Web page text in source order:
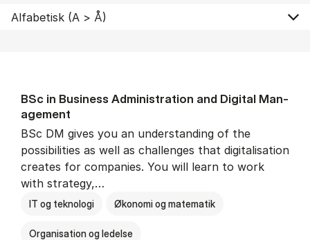
BSc in Busi­ness Ad­min­is­tra­tion and Di­git­al Man­
age­ment
BSc DM gives you an understanding of the
possibilities as well as challenges that digitalisation
creates for companies. You will learn to work
with strategy,…
IT og teknologi Økonomi og matematik
Organisation og ledelse